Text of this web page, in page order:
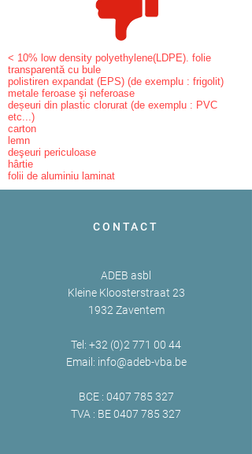
< 10% low density polyethylene(LDPE). folie
transparentă cu bule
polistiren expandat (EPS) (de exemplu : frigolit)
metale feroase şi neferoase
deșeuri din plastic clorurat (de exemplu : PVC
etc...)
carton
lemn
deşeuri periculoase
hârtie
folii de aluminiu laminat
CONTACT
ADEB asbl
Kleine Kloosterstraat 23
1932 Zaventem
Tel: +32 (0)2 771 00 44
Email: info@adeb-vba.be
BCE : 0407 785 327
TVA : BE0407 785 327